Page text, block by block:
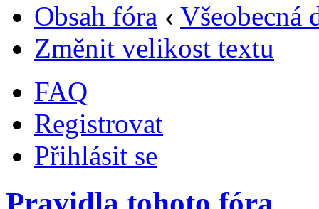
Obsah fóra ‹ Všeobecná
Změnit velikost textu
FAQ
Registrovat
Přihlásit se